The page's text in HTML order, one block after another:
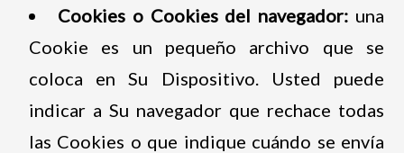
Cookies o Cookies del navegador: una
Cookie es un pequeño archivo que se
coloca en Su Dispositivo. Usted puede
indicar a Su navegador que rechace todas
las Cookies o que indique cuándo se envía